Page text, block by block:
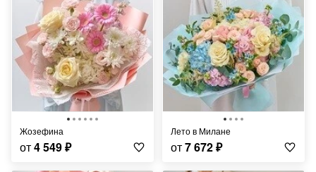
Жозефина
от4 549₽
Лето в Милане
от7 672₽